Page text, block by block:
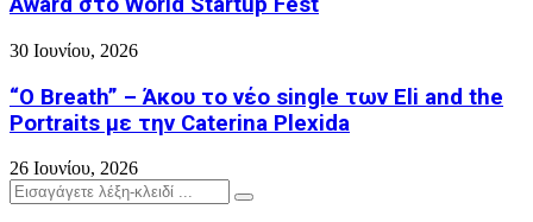
30 Ιουνίου, 2026
“O Breath” – Άκου το νέο single των Eli and the
Portraits με την Caterina Plexida
26 Ιουνίου, 2026
Search
for:
Search